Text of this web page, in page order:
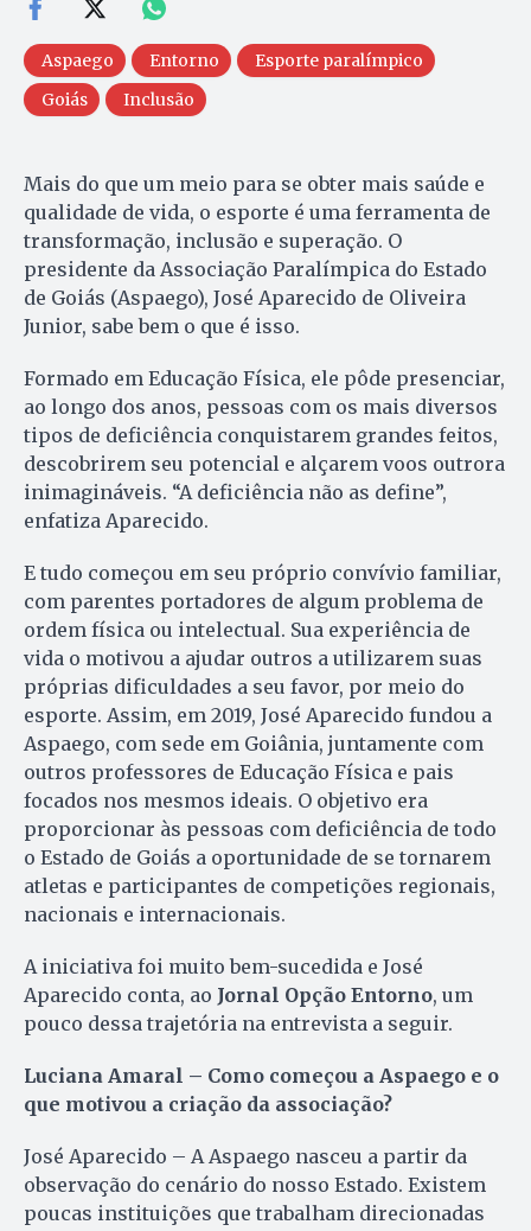
Aspaego Entorno
Esporte paralímpico
Goiás
Inclusão
Mais do que um meio para se obter mais saúde e
qualidade de vida, o esporte é uma ferramenta de
transformação, inclusão e superação. O
presidente da Associação Paralímpica do Estado
de Goiás (Aspaego), José Aparecido de Oliveira
Junior, sabe bem o que é isso.
Formado em Educação Física, ele pôde presenciar,
ao longo dos anos, pessoas com os mais diversos
tipos de deficiência conquistarem grandes feitos,
descobrirem seu potencial e alçarem voos outrora
inimagináveis. “A deficiência não as define”,
enfatiza Aparecido.
E tudo começou em seu próprio convívio familiar,
com parentes portadores de algum problema de
ordem física ou intelectual. Sua experiência de
vida o motivou a ajudar outros a utilizarem suas
próprias dificuldades a seu favor, por meio do
esporte. Assim, em 2019, José Aparecido fundou a
Aspaego, com sede em Goiânia, juntamente com
outros professores de Educação Física e pais
focados nos mesmos ideais. O objetivo era
proporcionar às pessoas com deficiência de todo
o Estado de Goiás a oportunidade de se tornarem
atletas e participantes de competições regionais,
nacionais e internacionais.
A iniciativa foi muito bem-sucedida e José
Aparecido conta, ao Jornal Opção Entorno, um
pouco dessa trajetória na entrevista a seguir.
Luciana Amaral – Como começou a Aspaego e o
que motivou a criação da associação?
José Aparecido – A Aspaego nasceu a partir da
observação do cenário do nosso Estado. Existem
poucas instituições que trabalham direcionadas